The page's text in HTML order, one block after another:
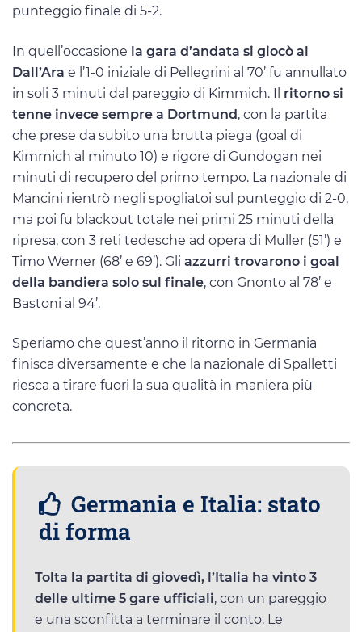
punteggio finale di 5-2.
In quell’occasione la gara d’andata si giocò al
Dall’Ara e l’1-0 iniziale di Pellegrini al 70’ fu annullato
in soli 3 minuti dal pareggio di Kimmich. Il ritorno si
tenne invece sempre a Dortmund, con la partita
che prese da subito una brutta piega (goal di
Kimmich al minuto 10) e rigore di Gundogan nei
minuti di recupero del primo tempo. La nazionale di
Mancini rientrò negli spogliatoi sul punteggio di 2-0,
ma poi fu blackout totale nei primi 25 minuti della
ripresa, con 3 reti tedesche ad opera di Muller (51’) e
Timo Werner (68’ e 69’). Gli azzurri trovarono i goal
della bandiera solo sul finale, con Gnonto al 78’ e
Bastoni al 94’.
Speriamo che quest’anno il ritorno in Germania
finisca diversamente e che la nazionale di Spalletti
riesca a tirare fuori la sua qualità in maniera più
concreta.
Germania e Italia: stato
di forma
Tolta la partita di giovedì, l’Italia ha vinto 3
delle ultime 5 gare ufficiali, con un pareggio
e una sconfitta a terminare il conto. Le